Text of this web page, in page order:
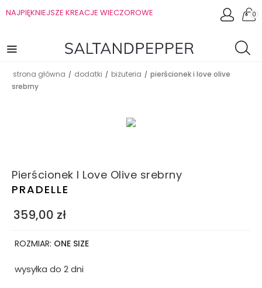
NAJPIĘKNIEJSZE KREACJE WIECZOROWE 0
strona główna / dodatki / biżuteria / pierścionek i love olive
srebrny
Pierścionek I Love Olive srebrny
PRADELLE
359,00 zł
ROZMIAR: ONE SIZE
wysyłka do 2 dni